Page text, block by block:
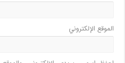
الموقع الإلكتروني